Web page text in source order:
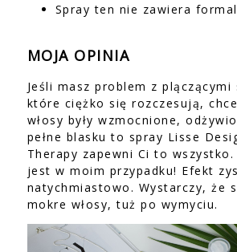
Spray ten nie zawiera
MOJA OPINIA
Jeśli masz problem z plączącymi
które ciężko się rozczesują,
włosy były wzmocnione,
pełne blasku to spray Lisse
Therapy zapewni Ci to wszystko.
jest w moim przypadku! Efekt
natychmiastowo. Wystarczy, że
mokre włosy, tuż po wymyciu.